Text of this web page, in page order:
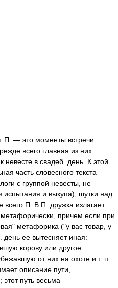
П. — это моменты встречи
всего главная из них:
невесте в свадеб. день. К этой
часть словесного текста
с группой невесты, не
и выкупа), шутки над
П. В П. дружка излагает
причем если при
метафорика ("у вас товар, у
день ее вытесняет иная:
корову или другое
от них на охоте и т. п.
описание пути,
путь весьма